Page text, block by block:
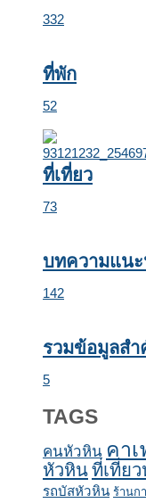
332
ที่พัก
52
ที่เที่ยว
73
บทความแน
142
รวมข้อมูลส
5
TAGS
คนหัวหิน คา
หัวหินที่เที่ย
รถบัสหัวหิน ร้านก